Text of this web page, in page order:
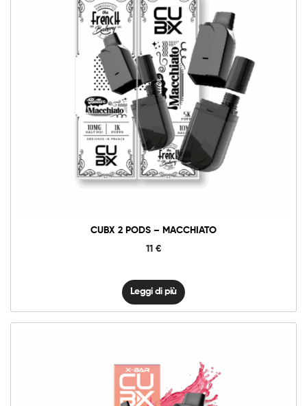
CUBX 2 PODS – MACCHIATO
11 €
Leggi di più